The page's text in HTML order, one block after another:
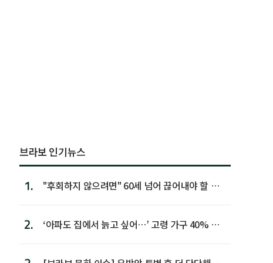
브라보 인기뉴스
1.
"후회하지 않으려면" 60세 넘어 끊어내야 할 사
2.
‘아파도 집에서 늙고 싶어…’ 고령 가구 40% 노